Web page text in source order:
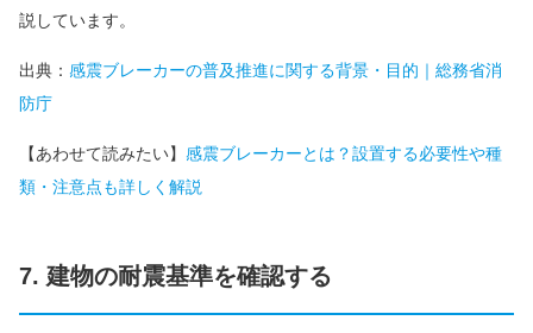
説しています。
出典： 感震ブレーカーの普及推進に関する背景・目的｜総務省消
防庁
【あわせて読みたい】 感震ブレーカーとは？設置する必要性や種
類・注意点も詳しく解説
7. 建物の耐震基準を確認する